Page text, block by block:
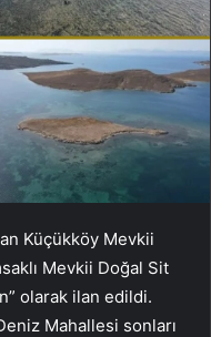
Küçükköy Mevkii
Mevkii Doğal Sit
olarak ilan edildi.
Mahallesi sonları